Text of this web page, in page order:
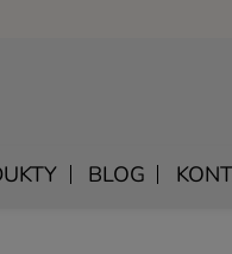
BLOG